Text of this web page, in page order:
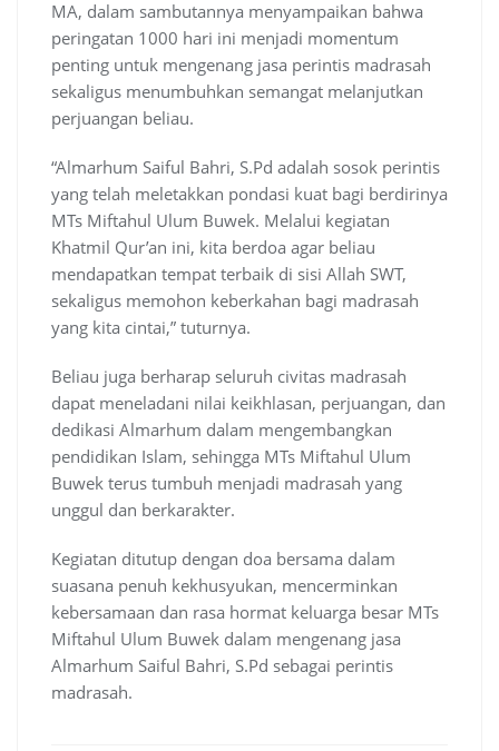
MA, dalam sambutannya menyampaikan bahwa
peringatan 1000 hari ini menjadi momentum
penting untuk mengenang jasa perintis madrasah
sekaligus menumbuhkan semangat melanjutkan
perjuangan beliau.
“Almarhum Saiful Bahri, S.Pd adalah sosok perintis
yang telah meletakkan pondasi kuat bagi berdirinya
MTs Miftahul Ulum Buwek. Melalui kegiatan
Khatmil Qur’an ini, kita berdoa agar beliau
mendapatkan tempat terbaik di sisi Allah SWT,
sekaligus memohon keberkahan bagi madrasah
yang kita cintai,” tuturnya.
Beliau juga berharap seluruh civitas madrasah
dapat meneladani nilai keikhlasan, perjuangan, dan
dedikasi Almarhum dalam mengembangkan
pendidikan Islam, sehingga MTs Miftahul Ulum
Buwek terus tumbuh menjadi madrasah yang
unggul dan berkarakter.
Kegiatan ditutup dengan doa bersama dalam
suasana penuh kekhusyukan, mencerminkan
kebersamaan dan rasa hormat keluarga besar MTs
Miftahul Ulum Buwek dalam mengenang jasa
Almarhum Saiful Bahri, S.Pd sebagai perintis
madrasah.